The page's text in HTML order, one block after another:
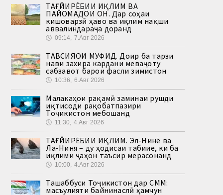
ТАҒЙИРЁБИИ ИҚЛИМ ВА
ПАЙОМАДҲОИ ОН. Дар соҳаи
кишоварзӣ ҳаво ва иқлим нақши
аввалиндараҷа доранд
🕔 09:14, 7.Авг 2026
ТАВСИЯҲОИ МУФИД. Доир ба тарзи
нави захира кардани меваҷоту
сабзавот барои фасли зимистон
🕔 10:36, 6.Авг 2026
Малакаҳои рақамӣ заминаи рушди
иқтисоди рақобатпазири
Тоҷикистон мебошанд
🕔 11:30, 4.Авг 2026
ТАҒЙИРЁБИИ ИҚЛИМ. Эл-Нинё ва
Ла-Ниня – ду ҳодисаи табиие, ки ба
иқлими ҷаҳон таъсир мерасонанд
🕔 10:00, 4.Авг 2026
Ташаббуси Тоҷикистон дар СММ:
масъулияти байнинаслӣ ҳамчун